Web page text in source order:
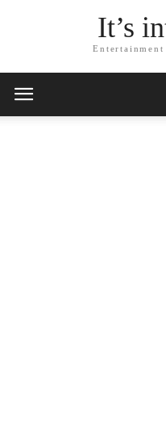
It’s